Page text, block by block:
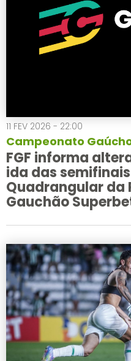
11 FEV 2026 - 22:00
Campeonato
FGF informa
ida das
Quadrangular da
Gauchão